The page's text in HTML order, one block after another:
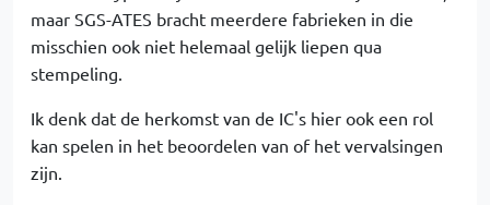
maar SGS-ATES bracht meerdere fabrieken in die
misschien ook niet helemaal gelijk liepen qua
stempeling.
Ik denk dat de herkomst van de IC's hier ook een rol
kan spelen in het beoordelen van of het vervalsingen
zijn.